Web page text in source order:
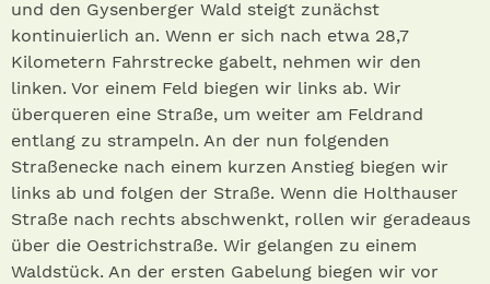
und den Gysenberger Wald steigt zunächst
kontinuierlich an. Wenn er sich nach etwa 28,7
Kilometern Fahrstrecke gabelt, nehmen wir den
linken. Vor einem Feld biegen wir links ab. Wir
überqueren eine Straße, um weiter am Feldrand
entlang zu strampeln. An der nun folgenden
Straßenecke nach einem kurzen Anstieg biegen wir
links ab und folgen der Straße. Wenn die Holthauser
Straße nach rechts abschwenkt, rollen wir geradeaus
über die Oestrichstraße. Wir gelangen zu einem
Waldstück. An der ersten Gabelung biegen wir vor